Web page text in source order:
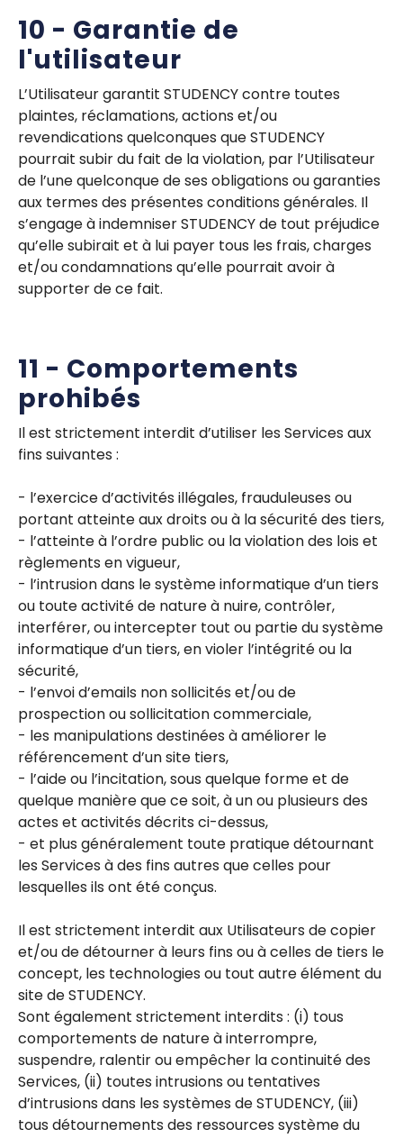
10 - Garantie de
l'utilisateur
L’Utilisateur garantit STUDENCY contre toutes
plaintes, réclamations, actions et/ou
revendications quelconques que STUDENCY
pourrait subir du fait de la violation, par l’Utilisateur
de l’une quelconque de ses obligations ou garanties
aux termes des présentes conditions générales. Il
s’engage à indemniser STUDENCY de tout préjudice
qu’elle subirait et à lui payer tous les frais, charges
et/ou condamnations qu’elle pourrait avoir à
supporter de ce fait.
11 - Comportements
prohibés
Il est strictement interdit d’utiliser les Services aux
fins suivantes :
- l’exercice d’activités illégales, frauduleuses ou
portant atteinte aux droits ou à la sécurité des tiers,
- l’atteinte à l’ordre public ou la violation des lois et
règlements en vigueur,
- l’intrusion dans le système informatique d’un tiers
ou toute activité de nature à nuire, contrôler,
interférer, ou intercepter tout ou partie du système
informatique d’un tiers, en violer l’intégrité ou la
sécurité,
- l’envoi d’emails non sollicités et/ou de
prospection ou sollicitation commerciale,
- les manipulations destinées à améliorer le
référencement d’un site tiers,
- l’aide ou l’incitation, sous quelque forme et de
quelque manière que ce soit, à un ou plusieurs des
actes et activités décrits ci-dessus,
- et plus généralement toute pratique détournant
les Services à des fins autres que celles pour
lesquelles ils ont été conçus.
Il est strictement interdit aux Utilisateurs de copier
et/ou de détourner à leurs fins ou à celles de tiers le
concept, les technologies ou tout autre élément du
site de STUDENCY.
Sont également strictement interdits : (i) tous
comportements de nature à interrompre,
suspendre, ralentir ou empêcher la continuité des
Services, (ii) toutes intrusions ou tentatives
d’intrusions dans les systèmes de STUDENCY, (iii)
tous détournements des ressources système du